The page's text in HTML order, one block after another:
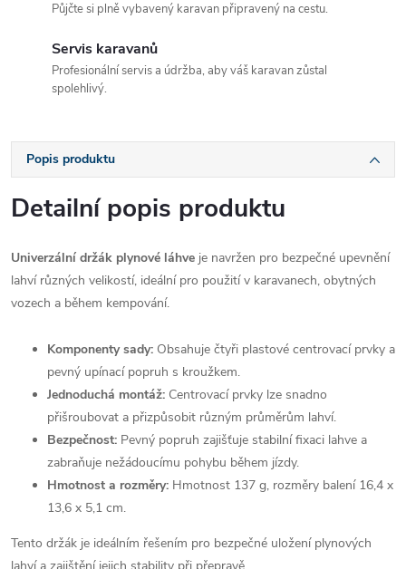
Půjčte si plně vybavený karavan připravený na cestu.
Servis karavanů
Profesionální servis a údržba, aby váš karavan zůstal
spolehlivý.
Popis produktu
Detailní popis produktu
Univerzální držák plynové láhve je navržen pro bezpečné upevnění
lahví různých velikostí, ideální pro použití v karavanech, obytných
vozech a během kempování.
Komponenty sady: Obsahuje čtyři plastové centrovací prvky a
pevný upínací popruh s kroužkem.
Jednoduchá montáž: Centrovací prvky lze snadno
přišroubovat a přizpůsobit různým průměrům lahví.
Bezpečnost: Pevný popruh zajišťuje stabilní fixaci lahve a
zabraňuje nežádoucímu pohybu během jízdy.
Hmotnost a rozměry: Hmotnost 137 g, rozměry balení 16,4 x
13,6 x 5,1 cm.
Tento držák je ideálním řešením pro bezpečné uložení plynových